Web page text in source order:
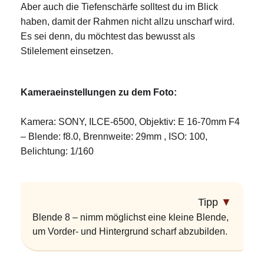
Aber auch die Tiefenschärfe solltest du im Blick
haben, damit der Rahmen nicht allzu unscharf wird.
Es sei denn, du möchtest das bewusst als
Stilelement einsetzen.
Kameraeinstellungen zu dem Foto:
Kamera: SONY, ILCE-6500, Objektiv: E 16-70mm F4
– Blende: f8.0, Brennweite: 29mm , ISO: 100,
Belichtung: 1/160
Tipp ▼
Blende 8 – nimm möglichst eine kleine Blende,
um Vorder- und Hintergrund scharf abzubilden.